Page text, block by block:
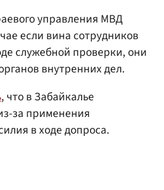
управления МВД
если вина сотрудников
служебной проверки, они
внутренних дел.
, что в Забайкалье
за применения
в ходе допроса.